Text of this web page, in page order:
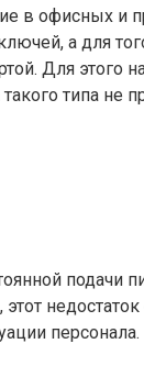
в офисных
а для
Для этого
типа не
подачи